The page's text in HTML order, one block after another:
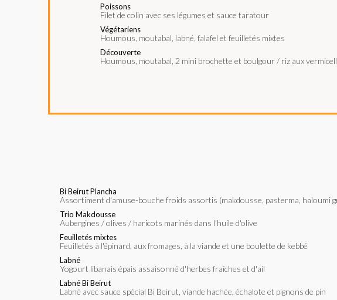
Poissons
Filet de colin avec ses légumes et sauce taratour
Végétariens
Houmous, moutabal, labné, falafel et feuilletés mixtes
Découverte
Houmous, moutabal, 2 mini brochette et boulgour / riz aux
Bi Beirut Plancha
Assortiment d'amuse-bouche froids assortis (makdousse, pasterma, haloumi
Trio Makdousse
Aubergines / olives / haricots marinés dans l'huile d'olive
Feuilletés mixtes
Feuilletés à l'épinard, aux fromages, à la viande et une boulette de kebbé
Labné
Yogourt libanais épais assaisonné d'herbes fraîches et d'ail
Labné Bi Beirut
Labné avec sauce spécial Bi Beirut, viande hachée, échalote et pignons de pin